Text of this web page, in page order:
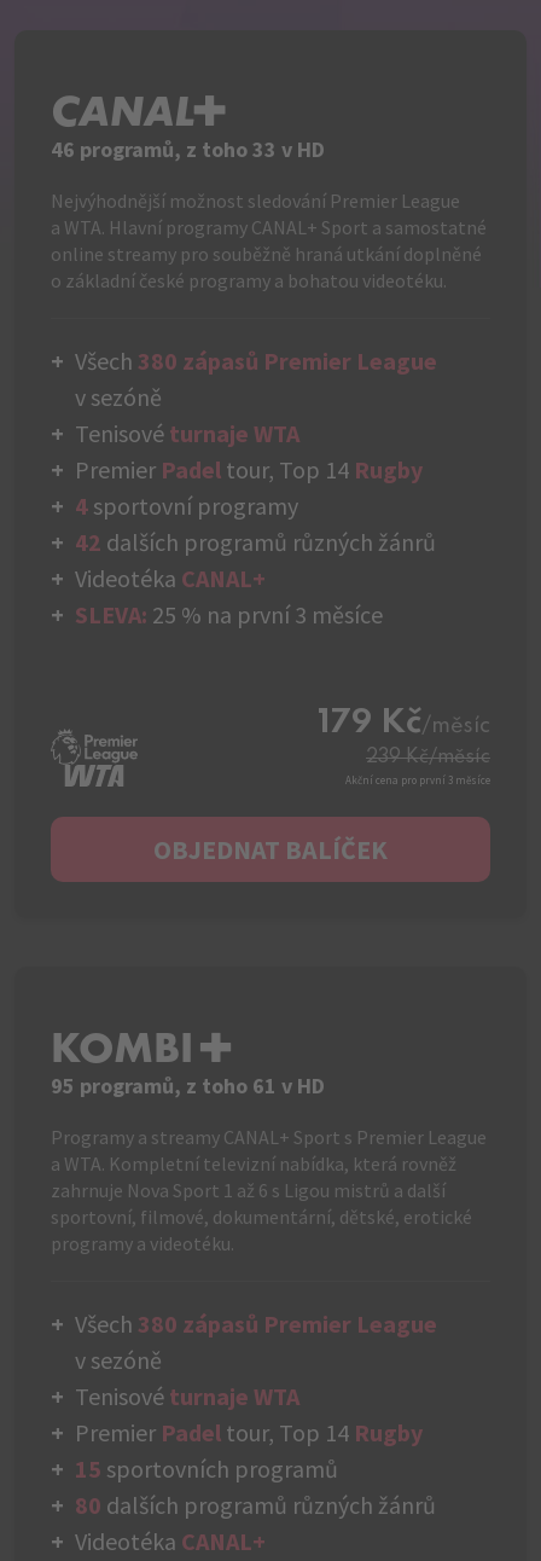
C+
46 programů, z toho 33 v HD
Nejvýhodnější možnost sledování Premier League
a WTA. Hlavní programy CANAL+ Sport a samostatné
online streamy pro souběžně hraná utkání doplněné
o základní české programy a bohatou videotéku.
Všech 380 zápasů Premier League
v sezóně
Tenisové turnaje WTA
Premier Padel tour, Top 14 Rugby
4 sportovní programy
42 dalších programů různých žánrů
Videotéka CANAL+
SLEVA: 25 % na první 3 měsíce
179 Kč/měsíc
239 Kč/měsíc
Akční cena pro první 3 měsíce
OBJEDNAT BALÍČEK
KOMBI+
95 programů, z toho 61 v HD
Programy a streamy CANAL+ Sport s Premier League
a WTA. Kompletní televizní nabídka, která rovněž
zahrnuje Nova Sport 1 až 6 s Ligou mistrů a další
sportovní, filmové, dokumentární, dětské, erotické
programy a videotéku.
Všech 380 zápasů Premier League
v sezóně
Tenisové turnaje WTA
Premier Padel tour, Top 14 Rugby
15 sportovních programů
80 dalších programů různých žánrů
Videotéka CANAL+